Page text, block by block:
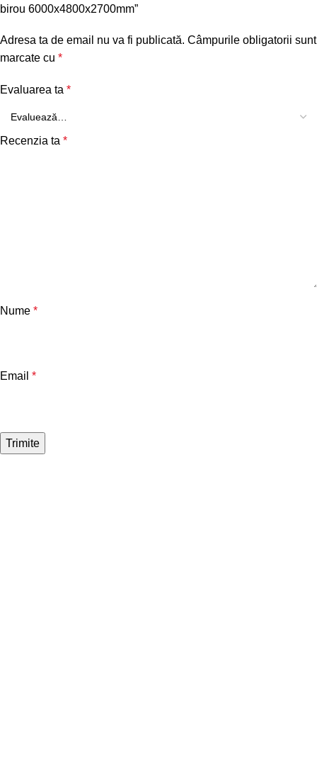
birou 6000x4800x2700mm”
Adresa ta de email nu va fi publicată. Câmpurile obligatorii sunt
marcate cu *
Evaluarea ta *
Recenzia ta *
Nume *
Email *